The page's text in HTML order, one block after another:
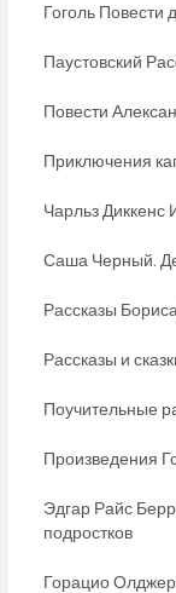
Гоголь Повести
Паустовский
Повести
Приключения
Чарльз Диккенс
Саша Черный.
Рассказы
Рассказы и
Поучительные
Произведения
Эдгар Райс
подростков
Горацио